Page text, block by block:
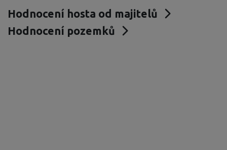
Hodnocení hosta od majitelů
Hodnocení pozemků